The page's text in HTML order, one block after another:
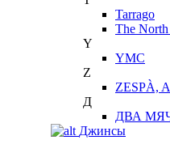
Tarrago
The North
Y
YMC
Z
ZESPÀ,
Д
ДВА
Джинсы